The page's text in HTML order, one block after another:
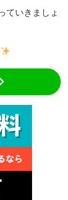
ていきましょ